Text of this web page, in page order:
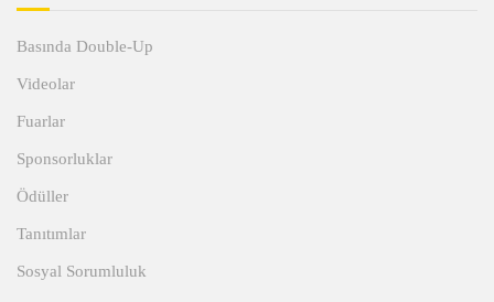
Basında Double-Up
Videolar
Fuarlar
Sponsorluklar
Ödüller
Tanıtımlar
Sosyal Sorumluluk